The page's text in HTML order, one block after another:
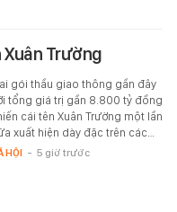
Trường
gói thầu giao thông gần đây
tổng giá trị gần 8.800 tỷ đồng
cái tên Xuân Trường một lần
xuất hiện dày đặc trên các…
HỘI - 5 giờ trước